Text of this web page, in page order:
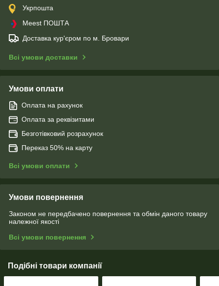
Укрпошта
Meest ПОШТА
Доставка кур'єром по м. Бровари
Всі умови доставки
Умови оплати
Оплата на рахунок
Оплата за реквізитами
Безготівковий розрахунок
Переказ 50% на карту
Всі умови оплати
Умови повернення
Законом не передбачено повернення та обмін даного товару
належної якості
Всі умови повернення
Подібні товари компанії